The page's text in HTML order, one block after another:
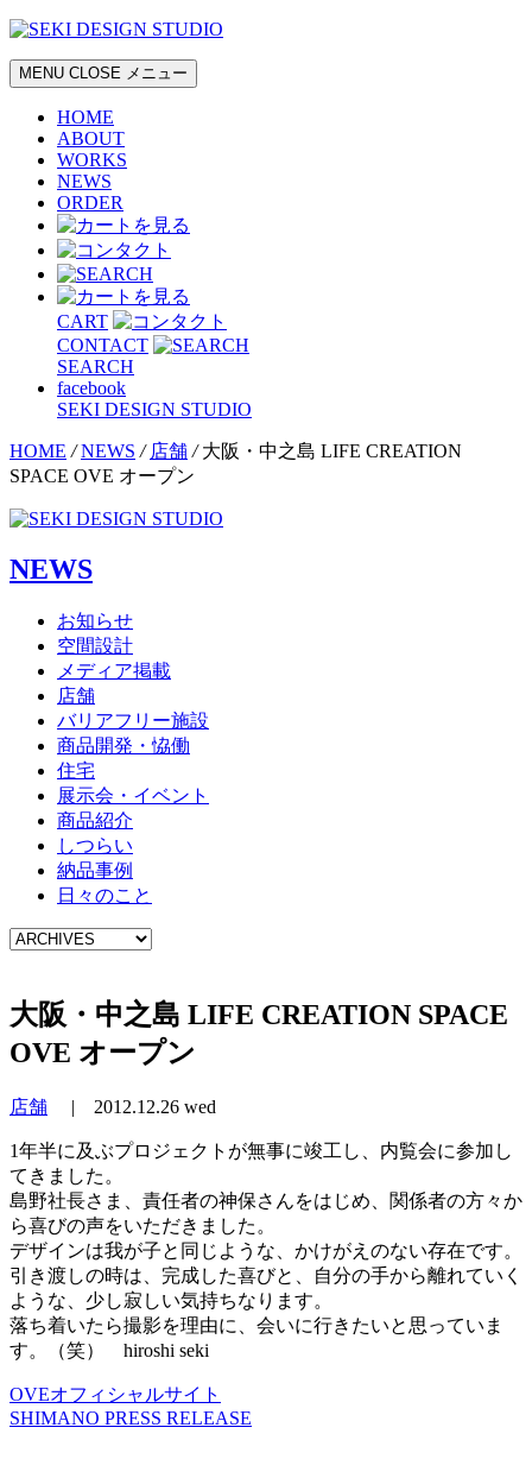
MENU CLOSE メニュー
HOME
ABOUT
WORKS
NEWS
ORDER
CART
CONTACT
SEARCH
facebook
SEKI DESIGN STUDIO
HOME / NEWS / 店舗 / 大阪・中之島 LIFE CREATION
SPACE OVE オープン
NEWS
お知らせ
空間設計
メディア掲載
店舗
バリアフリー施設
商品開発・恊働
住宅
展示会・イベント
商品紹介
しつらい
納品事例
日々のこと
大阪・中之島 LIFE CREATION SPACE
OVE オープン
店舗 | 2012.12.26 wed
1年半に及ぶプロジェクトが無事に竣工し、内覧会に参加し
てきました。
島野社長さま、責任者の神保さんをはじめ、関係者の方々か
ら喜びの声をいただきました。
デザインは我が子と同じような、かけがえのない存在です。
引き渡しの時は、完成した喜びと、自分の手から離れていく
ような、少し寂しい気持ちなります。
落ち着いたら撮影を理由に、会いに行きたいと思っていま
す。（笑） hiroshi seki
OVEオフィシャルサイト
SHIMANO PRESS RELEASE